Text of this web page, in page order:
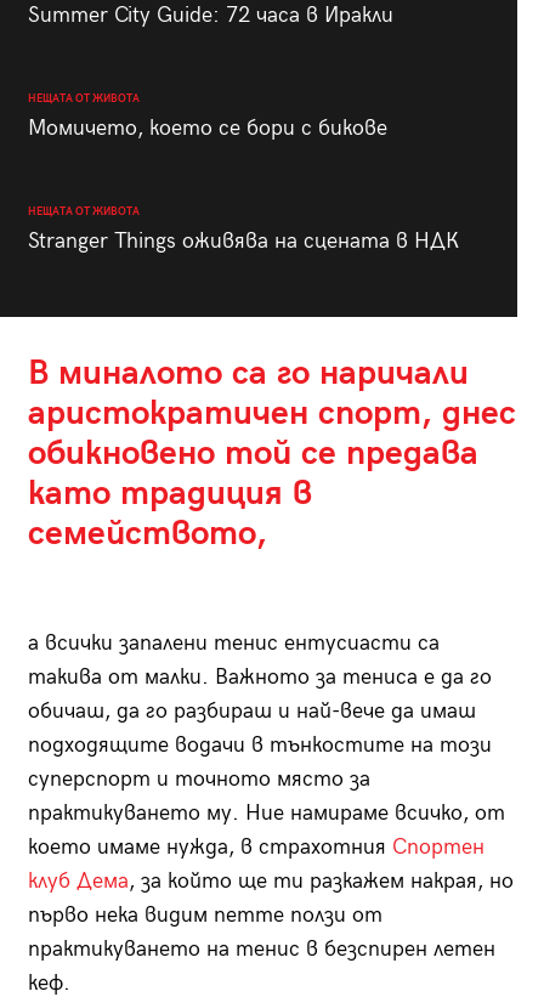
Summer City Guide: 72 часа в Иракли
НЕЩАТА ОТ ЖИВОТА
Момичето, което се бори с бикове
НЕЩАТА ОТ ЖИВОТА
Stranger Things оживява на сцената в НДК
В миналото са го наричали
аристократичен спорт, днес
обикновено той се предава
като традиция в
семейството,
а всички запалени тенис ентусиасти са
такива от малки. Важното за тениса е да го
обичаш, да го разбираш и най-вече да имаш
подходящите водачи в тънкостите на този
суперспорт и точното място за
практикуването му. Ние намираме всичко, от
което имаме нужда, в страхотния Спортен
клуб Дема, за който ще ти разкажем накрая, но
първо нека видим петте ползи от
практикуването на тенис в безспирен летен
кеф.